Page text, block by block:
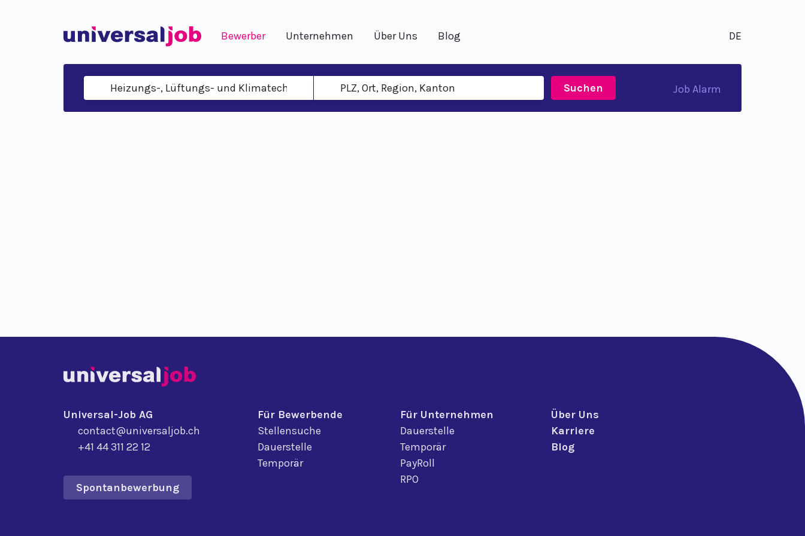
Bewerber Unternehmen Über Uns Blog DE
Suchen Job Alarm
Universal-Job AG
contact@universaljob.ch
+41 44 311 22 12
Spontanbewerbung
Für Bewerbende
Stellensuche
Dauerstelle
Temporär
Für Unternehmen
Dauerstelle
Temporär
PayRoll
RPO
Über Uns
Karriere
Blog